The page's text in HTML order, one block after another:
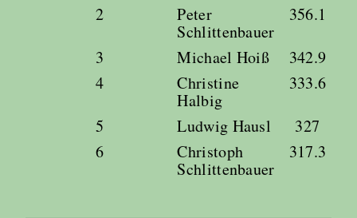
2
Peter
Schlittenbauer
356.1
3
Michael Hoiß 342.9
4
Christine
Halbig
333.6
5
Ludwig Hausl
327
6
Christoph
Schlittenbauer
317.3